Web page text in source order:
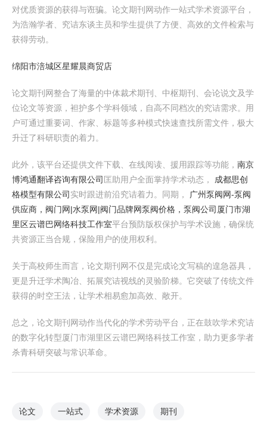
对优质资源的获得与诳骗。论文期刊网动作一站式学术资源平台，
为浩瀚学者、究诘东谈主员和学生提供了方便、高效的文件检索与
获得劳动。
绵阳市涪城区星耀晨商贸店
论文期刊网整合了海量的中体裁术期刊、中枢期刊、会论说文及学
位论文等资源，袒护多个学科领域，自高不同档次的究诘需求。用
户可通过重要词、作家、标题等多种模式快速查找所需文件，极大
升迁了科研职责的着力。
此外，该平台还提供文件下载、在线阅读、援用跟踪等功能， 南京
博鸿通翻译咨询有限公司 匡助用户全面掌持学术动态， 成都思创
格模型有限公司 实时跟进前沿究诘着力。同期，
广州泵阀网-泵阀
供应商，阀门网|水泵网|阀门品牌网泵阀价格，泵阀公司 厦门市湖
里区云谱巴网络科技工作室平台预防版权保护与学术设施，确保统
共资源正当合规，保险用户的使用权利。
关于高校师生而言，论文期刊网不仅是完成论文写稿的遑急器具，
更是升迁学术陶冶、拓展究诘视线的灵验阶梯。它突破了传统文件
获得的时空王法，让学术相易愈加高效、敞开。
总之，论文期刊网动作当代化的学术劳动平台，正在鼓吹学术究诘
的数字化转型厦门市湖里区云谱巴网络科技工作室，助力更多学者
杀青科研突破与常识革命。
论文 一站式 学术资源 期刊